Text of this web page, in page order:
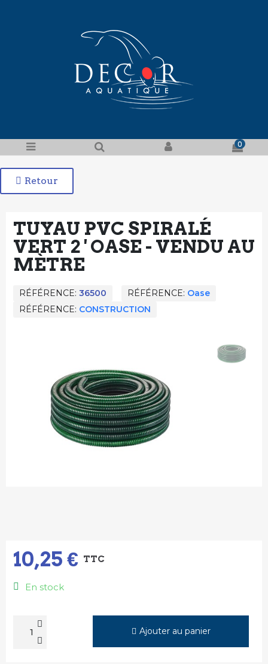
0
Retour
TUYAU PVC SPIRALÉ
VERT 2 ' OASE - VENDU AU
MÈTRE
RÉFÉRENCE 36500 RÉFÉRENCE Oase
RÉFÉRENCE CONSTRUCTION
10,25 € TTC
En stock
Ajouter au panier